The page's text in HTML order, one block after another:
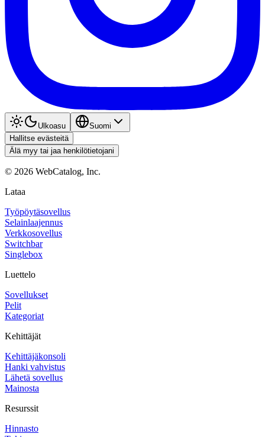
Ulkoasu
Suomi
Hallitse evästeitä
Älä myy tai jaa henkilötietojani
© 2026 WebCatalog, Inc.
Lataa
Työpöytäsovellus
Selainlaajennus
Verkkosovellus
Switchbar
Singlebox
Luettelo
Sovellukset
Pelit
Kategoriat
Kehittäjät
Kehittäjäkonsoli
Hanki vahvistus
Lähetä sovellus
Mainosta
Resurssit
Hinnasto